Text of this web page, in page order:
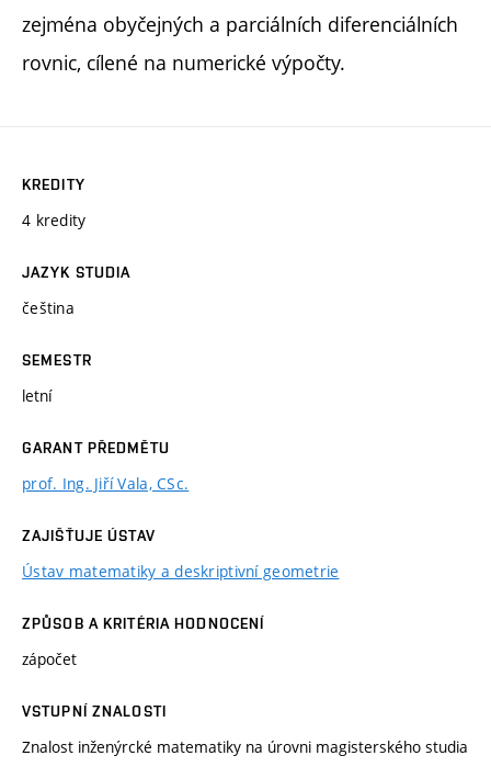
zejména obyčejných a parciálních diferenciálních
rovnic, cílené na numerické výpočty.
KREDITY
4 kredity
JAZYK STUDIA
čeština
SEMESTR
letní
GARANT PŘEDMĚTU
prof. Ing. Jiří Vala, CSc.
ZAJIŠŤUJE ÚSTAV
Ústav matematiky a deskriptivní geometrie
ZPŮSOB A KRITÉRIA HODNOCENÍ
zápočet
VSTUPNÍ ZNALOSTI
Znalost inženýrcké matematiky na úrovni magisterského studia